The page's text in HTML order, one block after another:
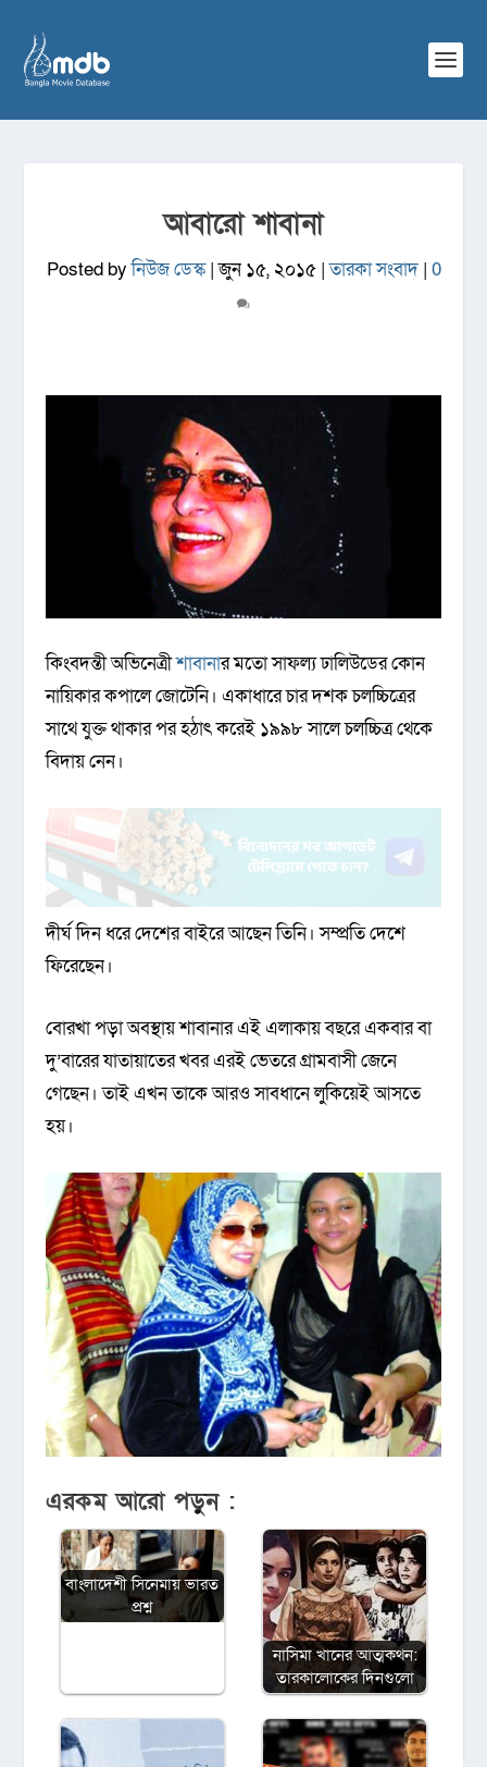
আবারো শাবানা
Posted byনিউজ ডেস্ক|জুন ১৫, ২০১৫|তারকা সংবাদ| 0
কিংবদন্তী অভিনেত্রীশাবানার মতো সাফল্য ঢালিউডের কোন
নায়িকার কপালে জোটেনি। একাধারে চার দশক চলচ্চিত্রের
সাথে যুক্ত থাকার পর হঠাৎ করেই ১৯৯৮ সালে চলচ্চিত্র থেকে
বিদায় নেন।
দীর্ঘ দিন ধরে দেশের বাইরে আছেন তিনি। সম্প্রতি দেশে
ফিরেছেন।
বোরখা পড়া অবস্থায় শাবানার এই এলাকায় বছরে একবার বা
দু’বারের যাতায়াতের খবর এরই ভেতরে গ্রামবাসী জেনে
গেছেন। তাই এখন তাকে আরও সাবধানে লুকিয়েই আসতে
হয়।
এরকম আরো পড়ুন :
বাংলাদেশী সিনেমায় ভারত
প্রশ্ন
নাসিমা খানের আত্মকথন:
তারকালোকের দিনগুলো